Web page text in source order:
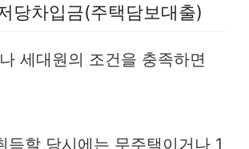
당차입금(주택담보대출)
세대원의 조건을 충족하면
득할 당시에는 무주택이거나 1